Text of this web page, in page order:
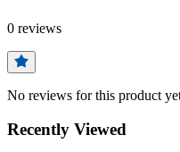
0 reviews
No reviews for this product
Recently Viewed